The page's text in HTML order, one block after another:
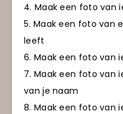
4. Maak een foto van
5. Maak een foto van
leeft
6. Maak een foto van
7. Maak een foto van
van je naam
8. Maak een foto van